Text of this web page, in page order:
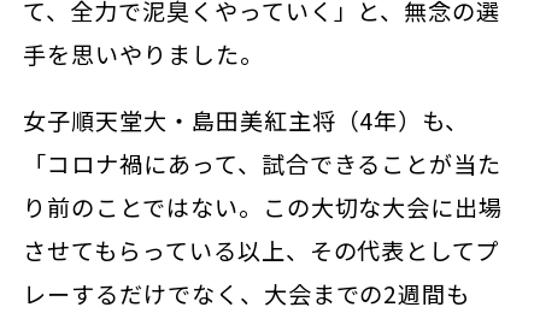
て、全力で泥臭くやっていく」と、無念の選
手を思いやりました。
女子順天堂大・島田美紅主将（4年）も、
「コロナ禍にあって、試合できることが当た
り前のことではない。この大切な大会に出場
させてもらっている以上、その代表としてプ
レーするだけでなく、大会までの2週間も